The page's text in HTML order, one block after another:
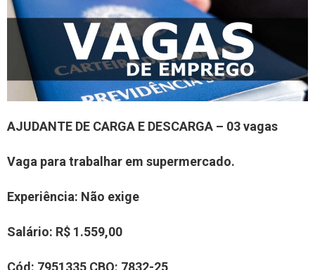
AJUDANTE DE CARGA E DESCARGA – 03 vagas
Vaga para trabalhar em supermercado.
Experiência: Não exige
Salário: R$ 1.559,00
Cód: 7951335 CBO: 7832-25